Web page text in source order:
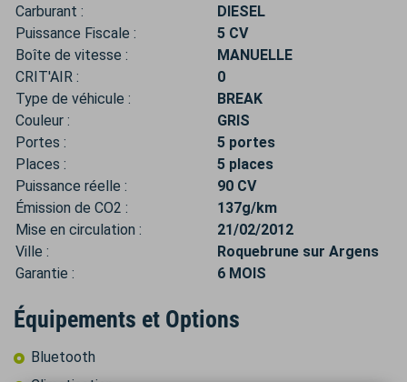
Carburant :
DIESEL
Puissance Fiscale :
5 CV
Boîte de vitesse :
MANUELLE
CRIT'AIR :
0
Type de véhicule :
BREAK
Couleur :
GRIS
Portes :
5 portes
Places :
5 places
Puissance réelle :
90 CV
Émission de CO2 :
137g/km
Mise en circulation :
21/02/2012
Ville :
Roquebrune sur Argens
Garantie :
6 MOIS
Équipements et Options
Bluetooth